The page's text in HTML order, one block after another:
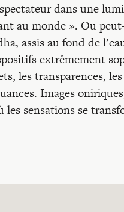
dans une
au monde ». Ou
assis au fond de
extrêmement
les transparences,
Images
sensations se